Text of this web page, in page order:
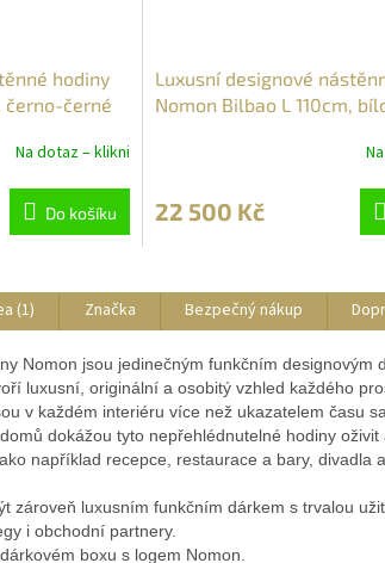
hodiny
černo-černé
Na dotaz – klikni
Do košíku
Luxusní designové
Nomon Bilbao L 110cm,
22 500 Kč
(1) Značka Bezpečný nákup
Nomon jsou jedinečným funkčním designovým
luxusní, originální a osobitý vzhled každého
v každém interiéru více než ukazatelem času
dokážou tyto nepřehlédnutelné hodiny
například recepce, restaurace a bary, divadla
zároveň luxusním funkčním dárkem s trvalou
i obchodní partnery.
boxu s logem Nomon.